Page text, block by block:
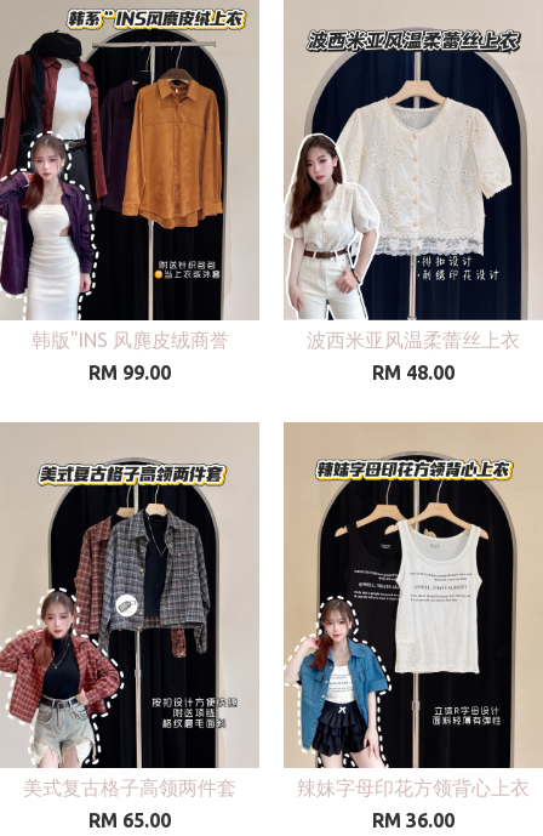
韩版"INS 风麂皮绒商誉
RM 99.00
波西米亚风温柔蕾丝上衣
RM 48.00
美式复古格子高领两件套
RM 65.00
辣妹字母印花方领背心上衣
RM 36.00